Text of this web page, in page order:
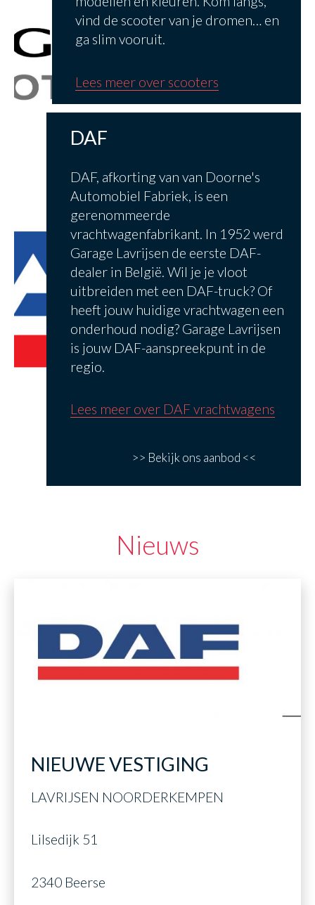
vind de scooter van je dromen… en
ga slim vooruit.
Lees meer over scooters
DAF
DAF, afkorting van van Doorne's
Automobiel Fabriek, is een
gerenommeerde
vrachtwagenfabrikant. In 1952 werd
Garage Lavrijsen de eerste DAF-
dealer in België. Wil je je vloot
uitbreiden met een DAF-truck? Of
heeft jouw huidige vrachtwagen een
onderhoud nodig? Garage Lavrijsen
is jouw DAF-aanspreekpunt in de
regio.
Lees meer over DAF vrachtwagens
>> Bekijk ons aanbod <<
Nieuws
NIEUWE VESTIGING
LAVRIJSEN NOORDERKEMPEN
Lilsedijk 51
2340 Beerse